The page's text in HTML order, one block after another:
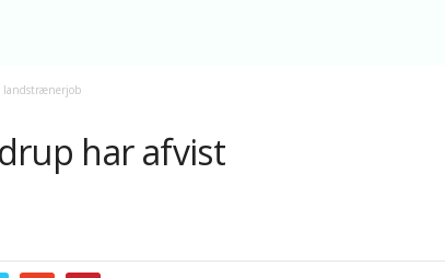
landstrænerjob
har afvist